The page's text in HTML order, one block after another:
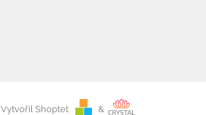
Vytvořil Shoptet &